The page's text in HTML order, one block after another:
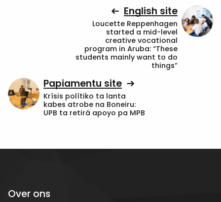
English site
Loucette Reppenhagen
started a mid-level
creative vocational
program in Aruba: “These
students mainly want to do
things”
Papiamentu site
Krísis polítiko ta lanta
kabes atrobe na Boneiru:
UPB ta retirá apoyo pa MPB
Over ons